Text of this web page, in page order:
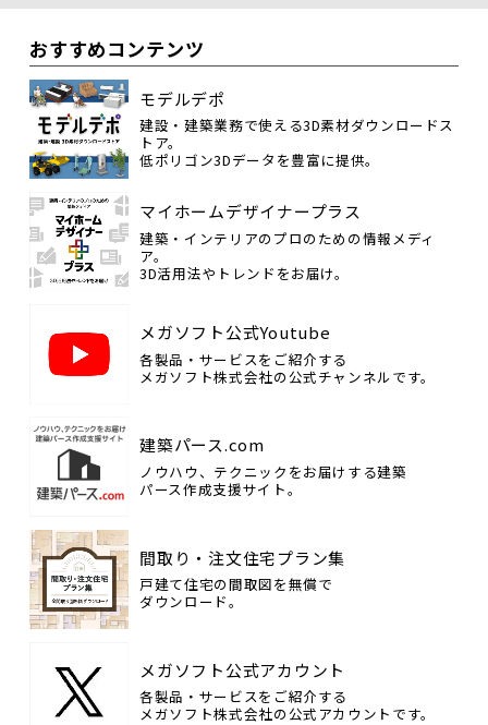
おすすめコンテンツ
モデルデポ
建設・建築業務で使える3D素材ダウンロードス
トア。
低ポリゴン3Dデータを豊富に提供。
マイホームデザイナープラス
建築・インテリアのプロのための情報メディ
ア。
3D活用法やトレンドをお届け。
メガソフト公式Youtube
各製品・サービスをご紹介する
メガソフト株式会社の公式チャンネルです。
建築パース.com
ノウハウ、テクニックをお届けする建築
パース作成支援サイト。
間取り・注文住宅プラン集
戸建て住宅の間取図を無償で
ダウンロード。
メガソフト公式アカウント
各製品・サービスをご紹介する
メガソフト株式会社の公式アカウントです。